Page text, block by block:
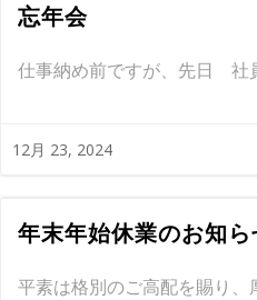
忘年会
仕事納め前ですが、先日
12月 23, 2024
年末年始休業のお知ら
平素は格別のご高配を賜り